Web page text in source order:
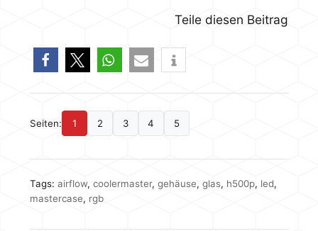
Teile diesen Beitrag
Seiten: 1 2 3 4 5
Tags: airflow, coolermaster, gehäuse, glas, h500p, led,
mastercase, rgb